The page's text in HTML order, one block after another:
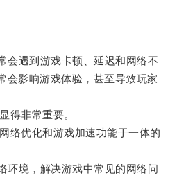
遇到游戏卡顿、延迟和网络不
会影响游戏体验，甚至导致玩家
非常重要。
优化和游戏加速功能于一体的
境，解决游戏中常见的网络问